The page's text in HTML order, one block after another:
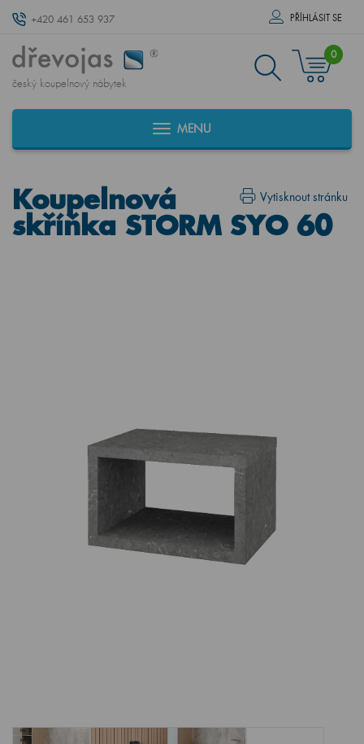
+420 461 653 937 PŘÍHLÁSIT SE
český koupelnový nábytek
0
MENU
Vytisknout stránku
Koupelnová
skříňka STORM SYO 60